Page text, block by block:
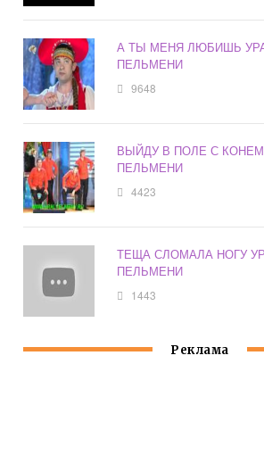
А ТЫ МЕНЯ ЛЮБИШЬ
ПЕЛЬМЕНИ
9648
ВЫЙДУ В ПОЛЕ С
ПЕЛЬМЕНИ
4423
ТЕЩА СЛОМАЛА НОГУ
ПЕЛЬМЕНИ
1443
Реклама